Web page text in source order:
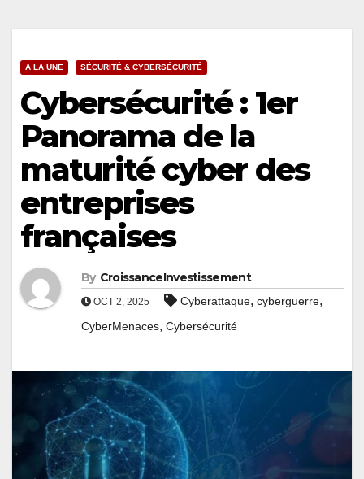
A LA UNE SÉCURITÉ & CYBERSÉCURITÉ
Cybersécurité : 1er
Panorama de la
maturité cyber des
entreprises
françaises
By CroissanceInvestissement
OCT 2, 2025 Cyberattaque, cyberguerre,
CyberMenaces, Cybersécurité